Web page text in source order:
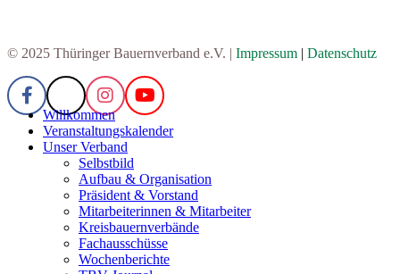
© 2025 Thüringer Bauernverband e.V. | Impressum | Datenschutz
Willkommen
Veranstaltungskalender
Unser Verband
Selbstbild
Aufbau & Organisation
Präsident & Vorstand
Mitarbeiterinnen & Mitarbeiter
Kreisbauernverbände
Fachausschüsse
Wochenberichte